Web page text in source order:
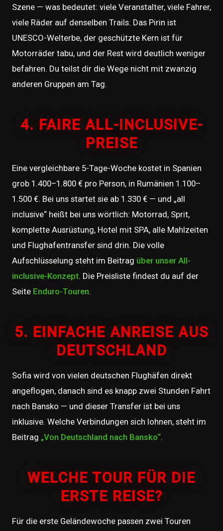
Szene — was bedeutet: viele Veranstalter, viele Fahrer,
viele Räder auf denselben Trails. Das Pirin ist
UNESCO-Welterbe, der geschützte Kern ist für
Motorräder tabu, und der Rest wird deutlich weniger
befahren. Du teilst dir die Wege nicht mit zwanzig
anderen Gruppen am Tag.
4. FAIRE ALL-INCLUSIVE-
PREISE
Eine vergleichbare 5-Tage-Woche kostet in Spanien
grob 1.400–1.800 € pro Person, in Rumänien 1.100–
1.500 €. Bei uns startet sie ab 1.330 € — und „all
inclusive“ heißt bei uns wörtlich: Motorrad, Sprit,
komplette Ausrüstung, Hotel mit SPA, alle Mahlzeiten
und Flughafentransfer sind drin. Die volle
Aufschlüsselung steht im Beitrag über unser All-
inclusive-Konzept. Die Preisliste findest du auf der
Seite Enduro-Touren.
5. EINFACHE ANREISE AUS
DEUTSCHLAND
Sofia wird von vielen deutschen Flughäfen direkt
angeflogen, danach sind es knapp zwei Stunden Fahrt
nach Bansko — und dieser Transfer ist bei uns
inklusive. Welche Verbindungen sich lohnen, steht im
Beitrag „Von Deutschland nach Bansko“.
WELCHE TOUR FÜR DIE
ERSTE REISE?
Für die erste Geländewoche passen zwei Touren